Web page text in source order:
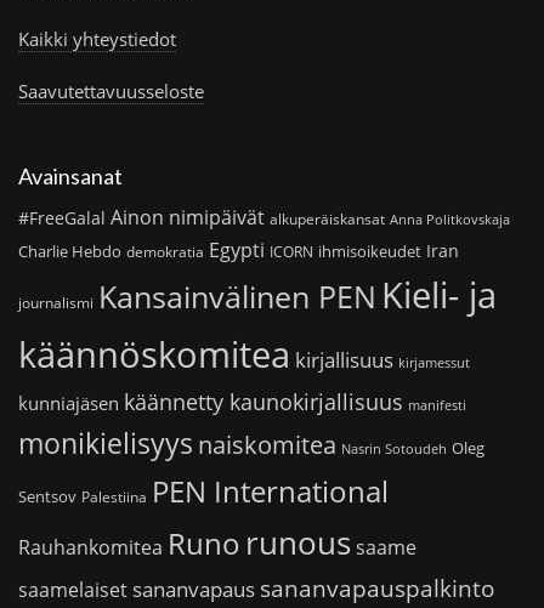
Kaikki yhteystiedot
Saavutettavuusseloste
Avainsanat
#FreeGalal Ainon nimipäivät alkuperäiskansat Anna Politkovskaja
Charlie Hebdo demokratia Egypti ICORN ihmisoikeudet Iran
journalismi Kansainvälinen PEN Kieli- ja
käännöskomitea kirjallisuus kirjamessut
kunniajäsen käännetty kaunokirjallisuus manifesti
monikielisyys naiskomitea Nasrin Sotoudeh Oleg
Sentsov Palestiina PEN International
Rauhankomitea Runo runoussaame
saamelaiset sananvapaus sananvapauspalkinto